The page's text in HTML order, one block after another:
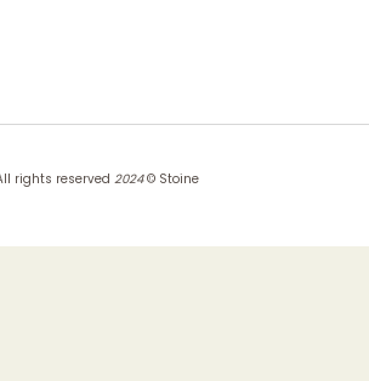
rights reserved 2024© Stoine